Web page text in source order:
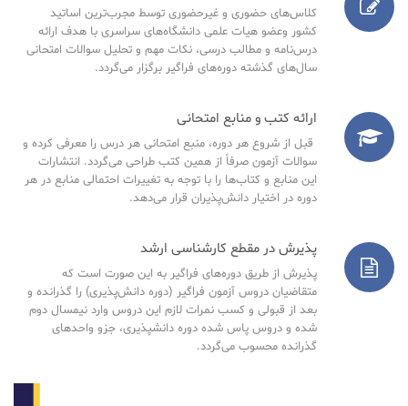
کلاس‌های حضوری و غیرحضوری توسط مجرب‌ترین اساتید
کشور وعضو هیات علمی دانشگاه‌های سراسری با هدف ارائه
درس‌نامه‌ و مطالب درسی، نکات مهم و تحلیل سوالات امتحانی
سال‌های گذشته دوره‌های فراگیر برگزار می‌گردد.
ارائه کتب و منابع امتحانی
قبل از شروع هر دوره، منبع امتحانی هر درس را معرفی کرده و
سوالات آزمون صرفاً از همین کتب طراحی می‌گردد. انتشارات
این منابع و کتاب‌ها را با توجه به تغییرات احتمالی منابع در هر
دوره در اختیار دانش‌پذیران قرار می‌دهد.
پذیرش در مقطع کارشناسی ارشد
پذیرش از طریق دوره‌های فراگیر به این صورت است که
متقاضیان دروس آزمون فراگیر (دوره دانش‌پذیری) را گذرانده و
بعد از قبولی و کسب نمرات لازم این دروس وارد نیمسال دوم
شده و دروس پاس شده دوره دانشپذیری، جزو واحدهای
گذرانده محسوب می‌گردد.